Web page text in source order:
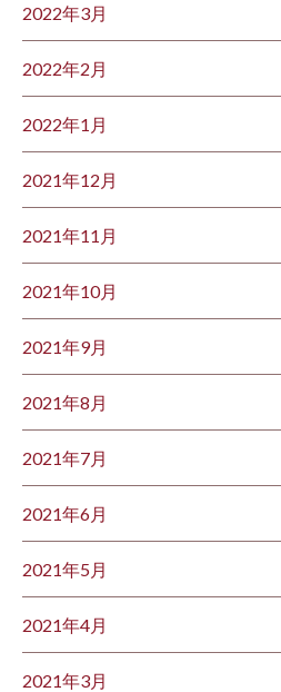
2022年3月
2022年2月
2022年1月
2021年12月
2021年11月
2021年10月
2021年9月
2021年8月
2021年7月
2021年6月
2021年5月
2021年4月
2021年3月